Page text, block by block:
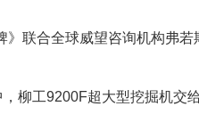
合全球威望咨询机构弗若
工9200F超大型挖掘机交